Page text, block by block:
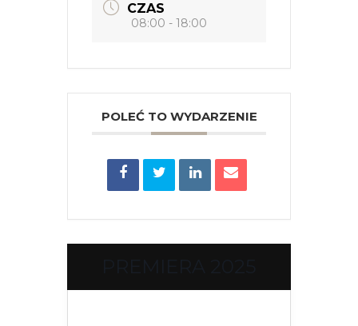
CZAS
08:00 - 18:00
POLEĆ TO WYDARZENIE